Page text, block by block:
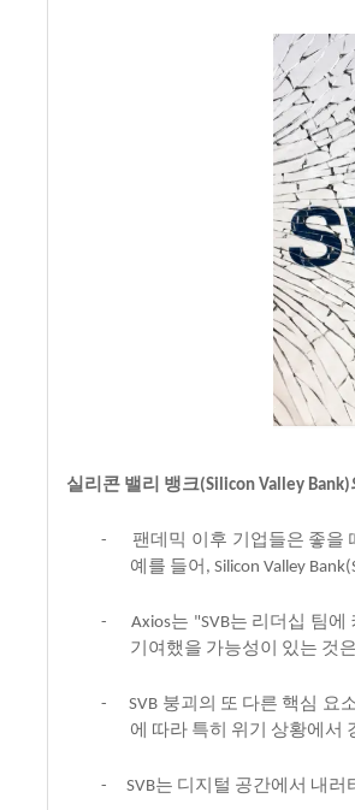
실리콘 밸리 뱅크(Silicon Valley Bank)
- 팬데믹 이후 기업들은 좋을
예를 들어 , Silicon Valley
- Axios는 "SVB는 리더십 팀에
기여했을 가능성이 있는 것은
- SVB 붕괴의 또 다른 핵심 요
에
따라 특히 위기 상황에서
- SVB는 디지털 공간에서 내러